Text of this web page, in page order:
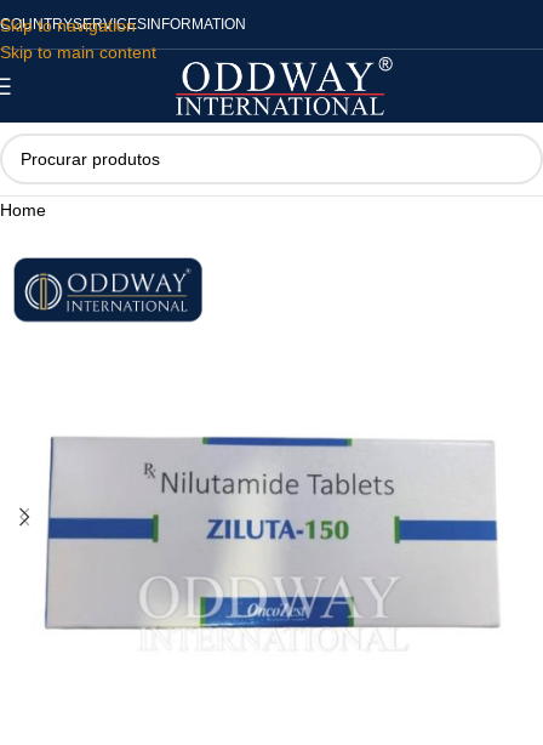
Skip to navigation
Skip to main content
COUNTRYSERVICES INFORMATION
Home